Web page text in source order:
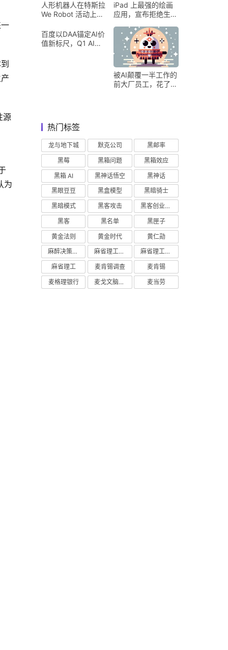
源
为
人形机器人在特斯拉
We Robot 活动上为
iPad 上最强的绘画
应用，宣布拒绝生成
百度以DAA锚定AI价
值新标尺，Q1 AI营
被AI颠覆一半工作的
前大厂员工，花了8
热门标签
龙与地下城 默克公司
黑邮率
黑莓
黑箱问题
黑箱效应
黑箱 AI
黑神话悟空
黑神话
黑眼豆豆
黑盒模型
黑暗骑士
黑暗模式
黑客攻击
黑客创业主义
黑客
黑名单
黑匣子
黄金法则
黄金时代
黄仁勋
麻醉决策支持
麻省理工学院研究
麻省理工学院
麻省理工
麦肯锡调查
麦肯锡
麦格理银行
麦戈文脑研究所 麦当劳